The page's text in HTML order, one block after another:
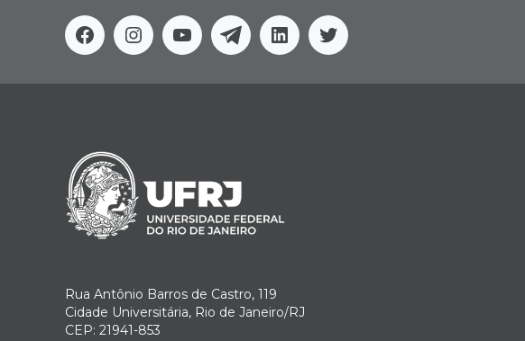
FacebookInstagram
YoutubeTelegramLinkedinTwitter
Rua Antônio Barros de Castro, 119
Cidade Universitária, Rio de Janeiro/RJ
CEP: 21941-853